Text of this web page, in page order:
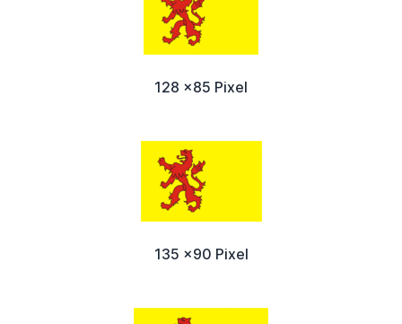
128 x85 Pixel
135 x90 Pixel